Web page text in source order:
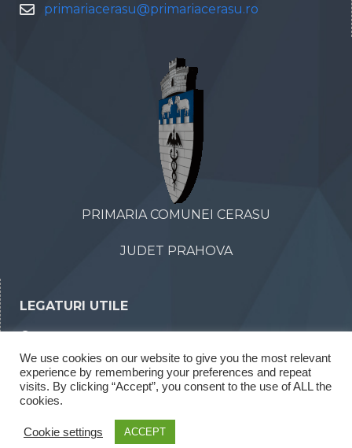
primariacerasu@primariacerasu.ro
PRIMARIA COMUNEI CERASU
JUDET PRAHOVA
LEGATURI UTILE
Declaratii de interese
Rapoarte legea 52/2003
We use cookies on our website to give you the most relevant
experience by remembering your preferences and repeat
visits. By clicking “Accept”, you consent to the use of ALL the
cookies.
Cookie settings ACCEPT